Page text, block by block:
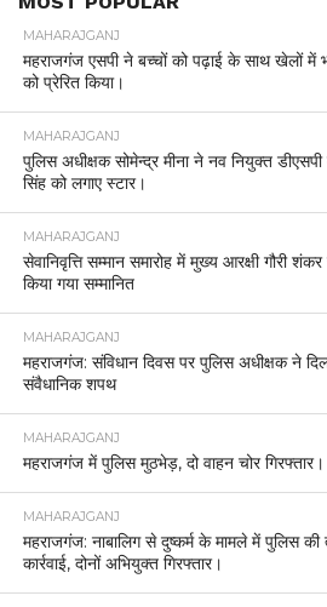
MAHARAJGANJ
महराजगंज एसपी ने बच्चों को पढ़ाई के साथ खेलों में
को प्रेरित किया।
MAHARAJGANJ
पुलिस अधीक्षक सोमेन्द्र मीना ने नव नियुक्त
सिंह को लगाए स्टार।
MAHARAJGANJ
सेवानिवृत्ति सम्मान समारोह में मुख्य आरक्षी गौरी शंकर
किया गया सम्मानित
MAHARAJGANJ
महराजगंज: संविधान दिवस पर पुलिस अधीक्षक ने
संवैधानिक शपथ
MAHARAJGANJ
महराजगंज में पुलिस मुठभेड़, दो वाहन चोर गिरफ्तार।
MAHARAJGANJ
महराजगंज: नाबालिग से दुष्कर्म के मामले में पुलिस की
कार्रवाई, दोनों अभियुक्त गिरफ्तार।